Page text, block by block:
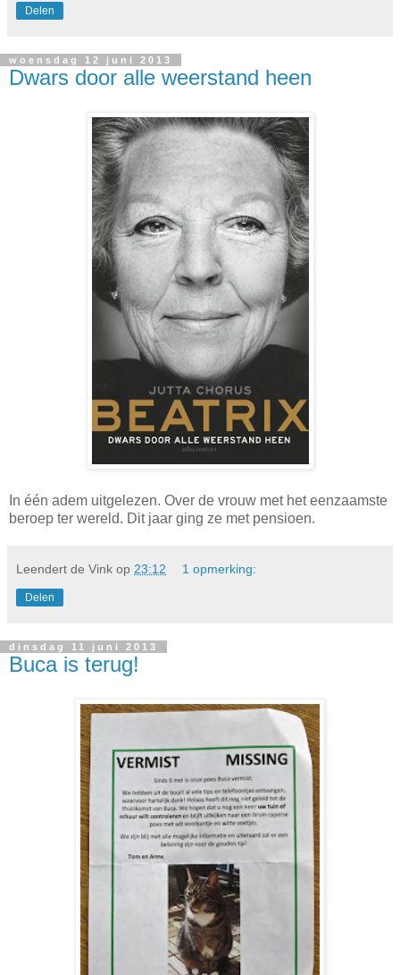
Delen
woensdag 12 juni 2013
Dwars door alle weerstand heen
In één adem uitgelezen. Over de vrouw met het eenzaamste
beroep ter wereld. Dit jaar ging ze met pensioen.
Leendert de Vink op 23:12 1 opmerking:
Delen
dinsdag 11 juni 2013
Buca is terug!